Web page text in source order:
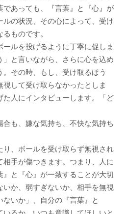
であっても、『言葉』と『心』が
の状況、その心によって、受け
ものです。
ルを投げるように丁寧に促しま
と言いながら、さらに心を込め
その時、もし、受け取るほう
して受け取らなかったとしま
た人にインタビューします。「ど
も、嫌な気持ち、不快な気持ち
り、ボールを受け取らず無視され
相手が傷つきます。つまり、人に
と『心』が一致することが大切
いか、弱すぎないか、相手を無視
ないか」、自分の『言葉』と